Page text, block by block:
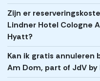
Zijn er
Lindner Hotel Cologne
Hyatt?
Kan ik gratis annuleren
Am Dom, part of JdV by